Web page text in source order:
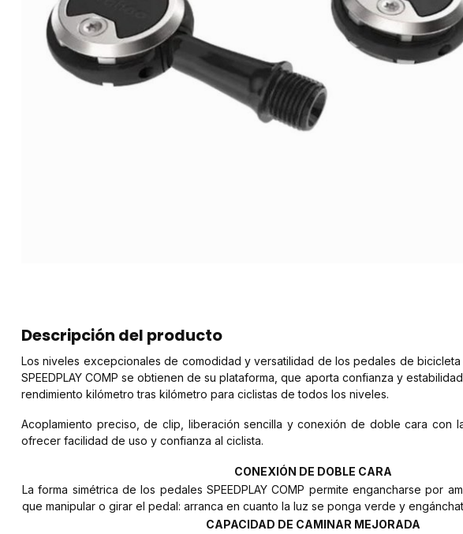
Descripción del producto
Los niveles excepcionales de comodidad y versatilidad de los pedales de
SPEEDPLAY COMP se obtienen de su plataforma, que aporta confianza y
rendimiento kilómetro tras kilómetro para ciclistas de todos los niveles.
Acoplamiento preciso, de clip, liberación sencilla y conexión de doble cara con
ofrecer facilidad de uso y confianza al ciclista.
CONEXIÓN DE DOBLE CARA
La forma simétrica de los pedales SPEEDPLAY COMP permite engancharse por
que manipular o girar el pedal: arranca en cuanto la luz se ponga verde y
CAPACIDAD DE CAMINAR MEJORADA